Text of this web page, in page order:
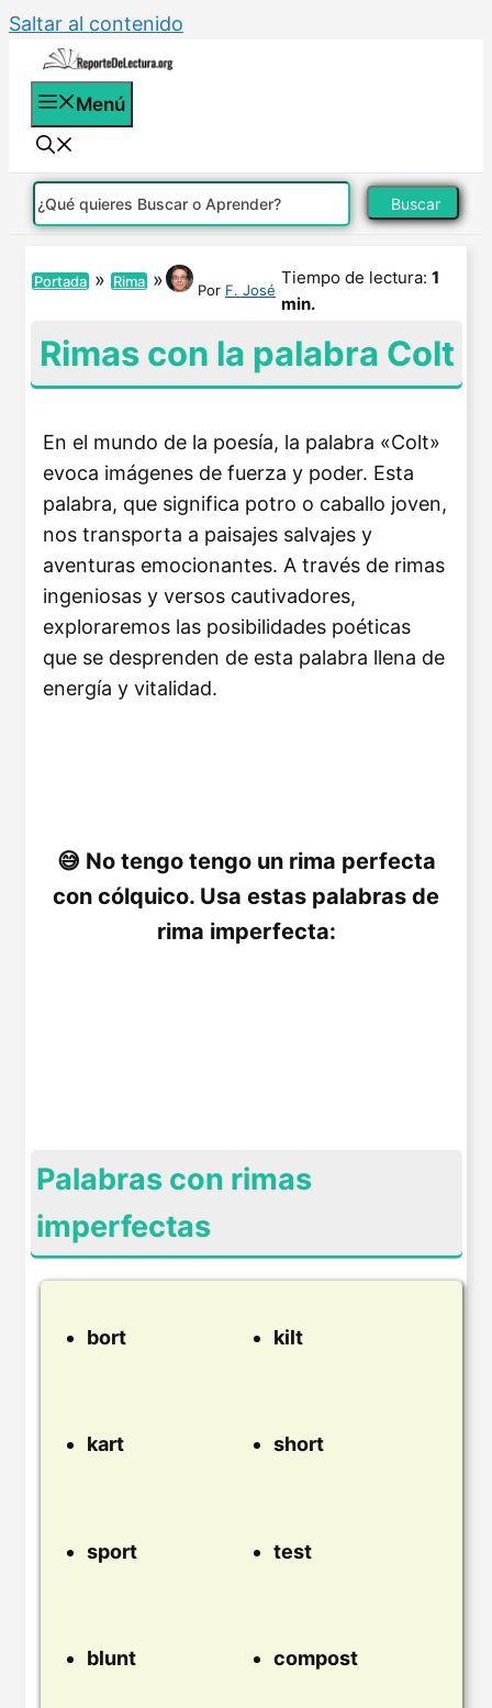
Saltar al contenido
Menú
Buscar
Portada » Rima » Por F. José
Tiempo de lectura: 1
min.
Rimas con la palabra Colt
En el mundo de la poesía, la palabra «Colt»
evoca imágenes de fuerza y poder. Esta
palabra, que significa potro o caballo joven,
nos transporta a paisajes salvajes y
aventuras emocionantes. A través de rimas
ingeniosas y versos cautivadores,
exploraremos las posibilidades poéticas
que se desprenden de esta palabra llena de
energía y vitalidad.
No tengo tengo un rima perfecta
con cólquico. Usa estas palabras de
rima imperfecta:
Palabras con rimas
imperfectas
bort kilt
kart short
sport test
blunt compost